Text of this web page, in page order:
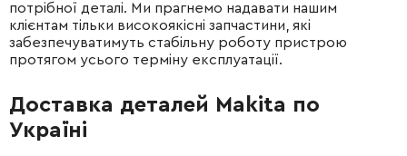
потрібної деталі. Ми прагнемо надавати нашим
клієнтам тільки високоякісні запчастини, які
забезпечуватимуть стабільну роботу пристрою
протягом усього терміну експлуатації.
Доставка деталей Makita по
Україні